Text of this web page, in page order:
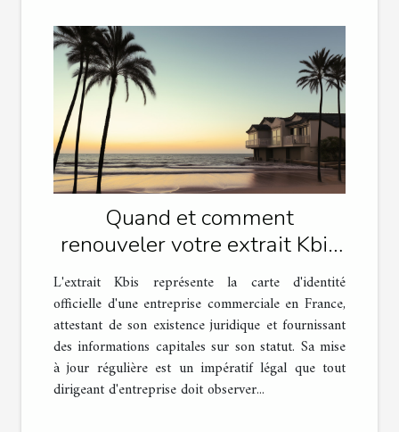
Quand et comment
renouveler votre extrait Kbis
pour rester en règle
L'extrait Kbis représente la carte d'identité
officielle d'une entreprise commerciale en France,
attestant de son existence juridique et fournissant
des informations capitales sur son statut. Sa mise
à jour régulière est un impératif légal que tout
dirigeant d'entreprise doit observer...